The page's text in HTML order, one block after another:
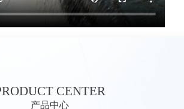
CENTER
产品中心